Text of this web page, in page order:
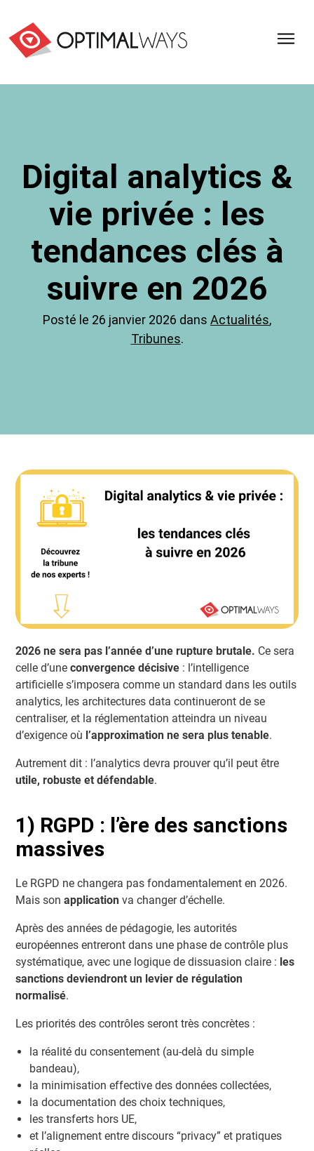
Ways,
d'optimisation
pour
l'ecommerce
Digital analytics &
vie privée : les
tendances clés à
suivre en 2026
Posté le 26 janvier 2026 dans Actualités,
Tribunes.
2026 ne sera pas l’année d’une rupture brutale. Ce sera
celle d’uneconvergence décisive : l’intelligence
artificielle s’imposera comme un standard dans les outils
analytics, les architectures data continueront de se
centraliser, et la réglementation atteindra un niveau
d’exigence où l’approximation ne sera plus tenable.
Autrement dit : l’analytics devra prouver qu’il peut être
utile, robuste et défendable.
1) RGPD : l’ère des sanctions
massives
Le RGPD ne changera pas fondamentalement en 2026.
Mais sonapplication va changer d’échelle.
Après des années de pédagogie, les autorités
européennes entreront dans une phase de contrôle plus
systématique, avec une logique de dissuasion claire : les
sanctions deviendront un levier de régulation
normalisé.
Les priorités des contrôles seront très concrètes :
la réalité du consentement (au-delà du simple
bandeau),
la minimisation effective des données collectées,
la documentation des choix techniques,
les transferts hors UE,
et l’alignement entre discours “privacy” et pratiques